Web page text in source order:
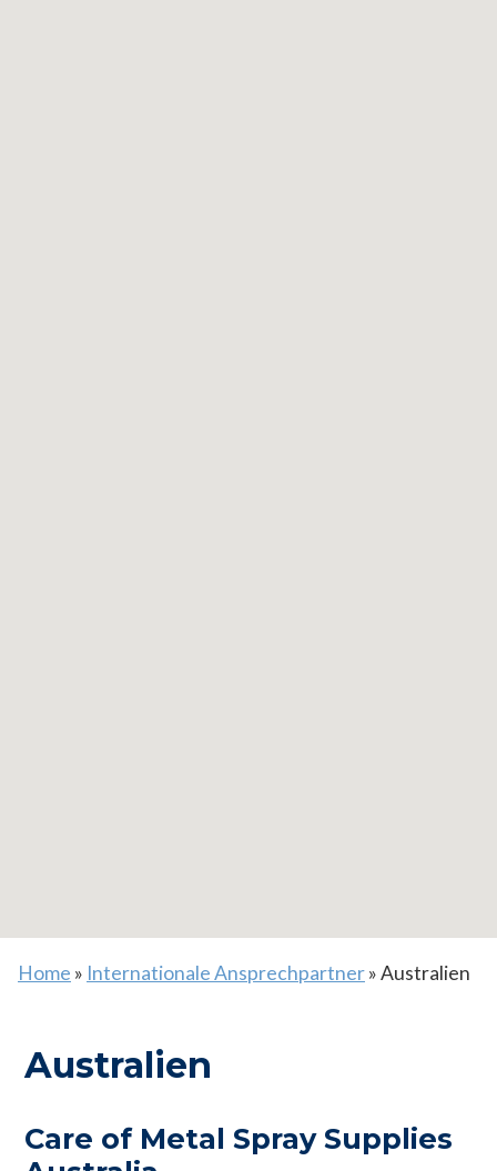
Home » Internationale Ansprechpartner»Australien
Australien
Care of Metal Spray Supplies